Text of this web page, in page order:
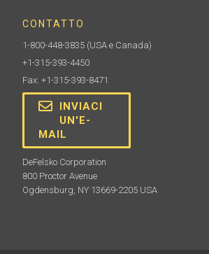
CONTATTO
1-800-448-3835 (USA e Canada)
+1-315-393-4450
Fax: +1-315-393-8471
INVIACI
UN'E-
MAIL
DeFelsko Corporation
800 Proctor Avenue
Ogdensburg, NY 13669-2205 USA